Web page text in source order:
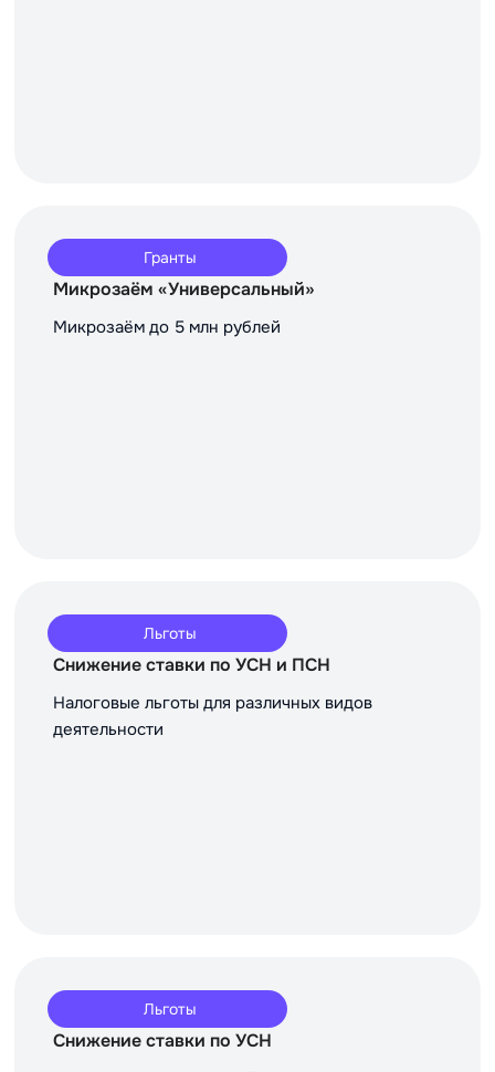
Гранты
Микрозаём «Универсальный»
Микрозаём до 5 млн рублей
Льготы
Снижение ставки по УСН и ПСН
Налоговые льготы для различных видов
деятельности
Льготы
Снижение ставки по УСН